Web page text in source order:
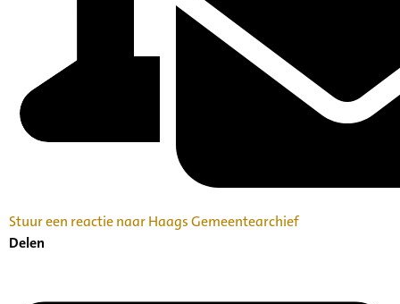
Stuur een reactie naar Haags Gemeentearchief
Delen